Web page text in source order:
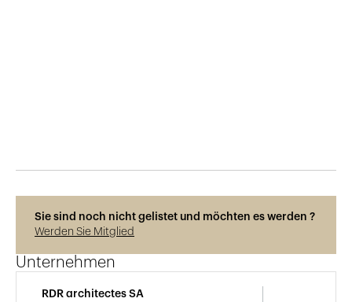
Sie sind noch nicht gelistet und möchten es werden ?
Werden Sie Mitglied
Unternehmen
RDR architectes SA